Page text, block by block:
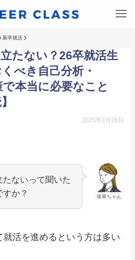
新卒就活
たない？26卒就活生
べき自己分析・
本当に必要なこと
2025年3月26日
後輩ちゃん
ないって聞いた
か？
就活を進めるという方は多い